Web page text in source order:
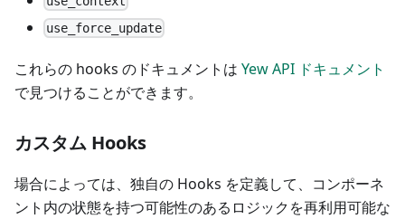
use_force_update
これらの hooks のドキュメントは Yew API ドキュメント
で見つけることができます。
カスタム Hooks
場合によっては、独自の Hooks を定義して、コンポーネ
ント内の状態を持つ可能性のあるロジックを再利用可能な